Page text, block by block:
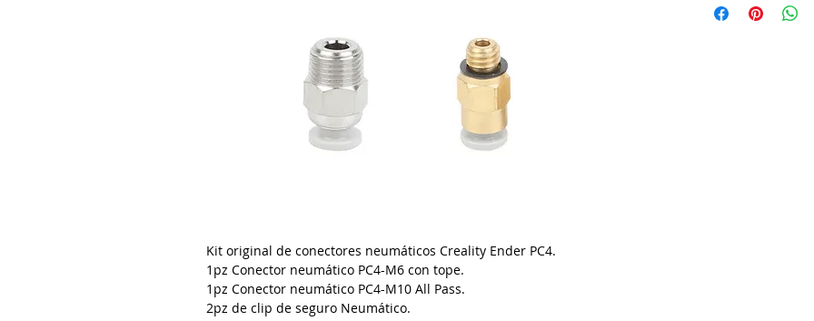
Kit original de conectores neumáticos Creality Ender PC4.
1pz Conector neumático PC4-M6 con tope.
1pz Conector neumático PC4-M10 All Pass.
2pz de clip de seguro Neumático.